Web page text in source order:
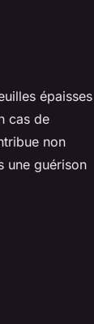
épaisses
cas de
non
une guérison